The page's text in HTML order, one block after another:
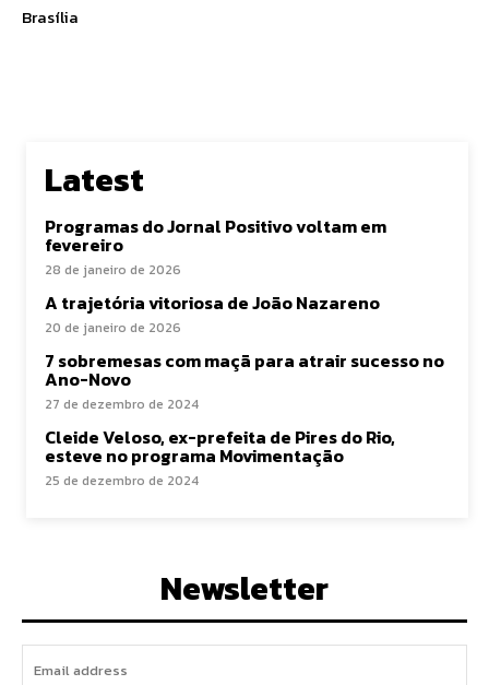
Brasília
Latest
Programas do Jornal Positivo voltam em
fevereiro
28 de janeiro de 2026
A trajetória vitoriosa de João Nazareno
20 de janeiro de 2026
7 sobremesas com maçã para atrair sucesso no
Ano-Novo
27 de dezembro de 2024
Cleide Veloso, ex-prefeita de Pires do Rio,
esteve no programa Movimentação
25 de dezembro de 2024
Newsletter